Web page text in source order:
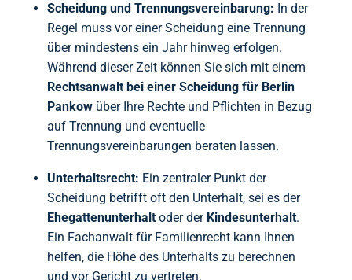
Scheidung und Trennungsvereinbarung: In der
Regel muss vor einer Scheidung eine Trennung
über mindestens ein Jahr hinweg erfolgen.
Während dieser Zeit können Sie sich mit einem
Rechtsanwalt bei einer Scheidung für Berlin
Pankow über Ihre Rechte und Pflichten in Bezug
auf Trennung und eventuelle
Trennungsvereinbarungen beraten lassen.
Unterhaltsrecht: Ein zentraler Punkt der
Scheidung betrifft oft den Unterhalt, sei es der
Ehegattenunterhalt oder der Kindesunterhalt.
Ein Fachanwalt für Familienrecht kann Ihnen
helfen, die Höhe des Unterhalts zu berechnen
und vor Gericht zu vertreten.